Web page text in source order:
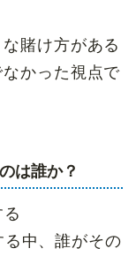
賭け方がある
かった視点で
は誰か？
中、誰がその